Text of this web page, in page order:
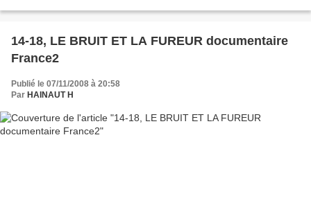
14-18, LE BRUIT ET LA FUREUR documentaire
France2
Publié le 07/11/2008 à 20:58
Par HAINAUT H